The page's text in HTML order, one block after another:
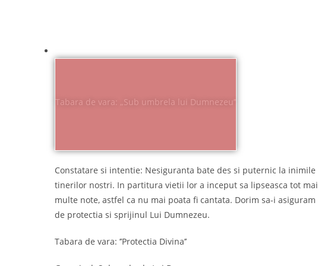
Tabara de vara: „Sub umbrela lui Dumnezeu’’
Constatare si intentie: Nesiguranta bate des si puternic la inimile
tinerilor nostri. In partitura vietii lor a inceput sa lipseasca tot mai
multe note, astfel ca nu mai poata fi cantata. Dorim sa-i asiguram
de protectia si sprijinul Lui Dumnezeu.
Tabara de vara: ’’Protectia Divina’’